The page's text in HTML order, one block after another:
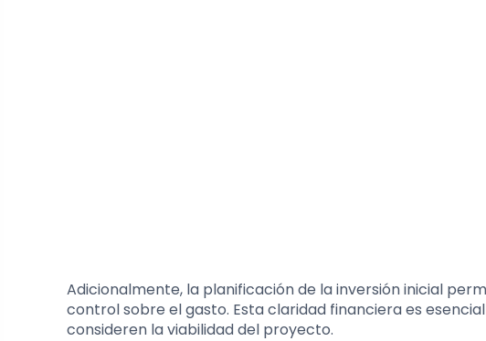
Adicionalmente, la planificación de la inversión inicial
control sobre el gasto. Esta claridad financiera es
consideren la viabilidad del proyecto.